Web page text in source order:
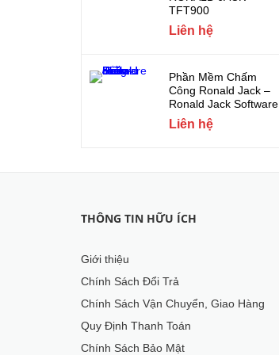
TFT900
Liên hệ
Phần Mềm Chấm
Công Ronald Jack –
Ronald Jack Software
Liên hệ
THÔNG TIN HỮU ÍCH
Giới thiệu
Chính Sách Đổi Trả
Chính Sách Vận Chuyển, Giao Hàng
Quy Định Thanh Toán
Chính Sách Bảo Mật